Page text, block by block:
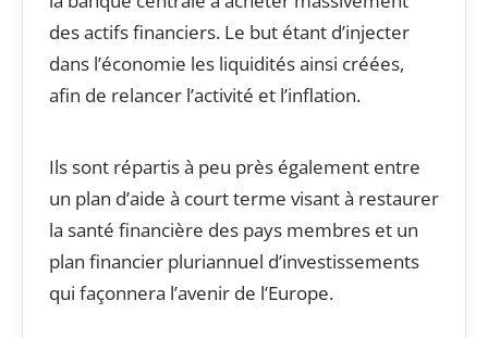
des actifs financiers. Le but étant d’injecter
dans l’économie les liquidités ainsi créées,
afin de relancer l’activité et l’inflation.
Ils sont répartis à peu près également entre
un plan d’aide à court terme visant à restaurer
la santé financière des pays membres et un
plan financier pluriannuel d’investissements
qui façonnera l’avenir de l’Europe.